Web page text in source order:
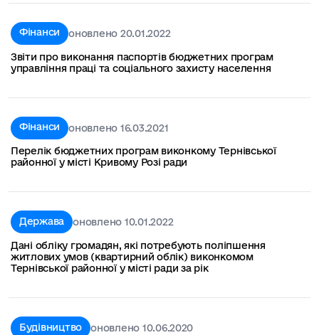
Фінанси оновлено 20.01.2022
Звіти про виконання паспортів бюджетних програм
управління праці та соціального захисту населення
Фінанси оновлено 16.03.2021
Перелік бюджетних програм виконкому Тернівської
районної у місті Кривому Розі ради
Держава оновлено 10.01.2022
Дані обліку громадян, які потребують поліпшення
житлових умов (квартирний облік) виконкомом
Тернівської районної у місті ради за рік
Будівництво оновлено 10.06.2020